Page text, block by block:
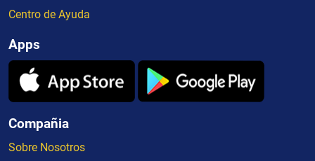
Centro de Ayuda
Apps
Compañia
Sobre Nosotros